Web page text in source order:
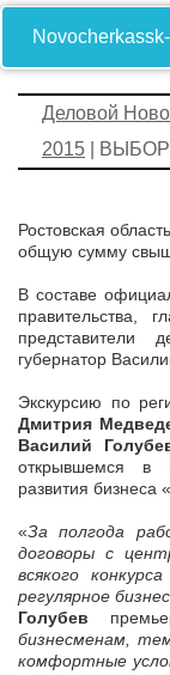
Деловой
2015 |
Ростовская
общую сумму
В составе
правительства,
представители
губернатор
Экскурсию по
Дмитрия
Василий
открывшемся в
развития бизнеса
«За полгода
договоры с
всякого
регулярное
Голубев
бизнесменам,
комфортные